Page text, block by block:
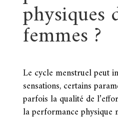
physiques
femmes ?
Le cycle menstruel peut
sensations, certains
parfois la qualité de
la performance physique